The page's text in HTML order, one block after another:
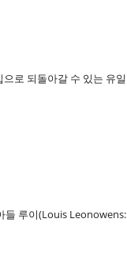
로 되돌아갈 수 있는
루이(Louis